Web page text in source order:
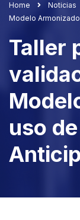
Home Noticias
Modelo
Taller
uso